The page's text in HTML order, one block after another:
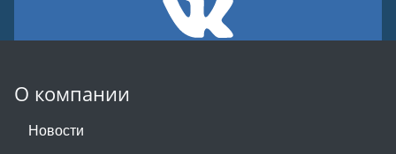
О компании
Новости